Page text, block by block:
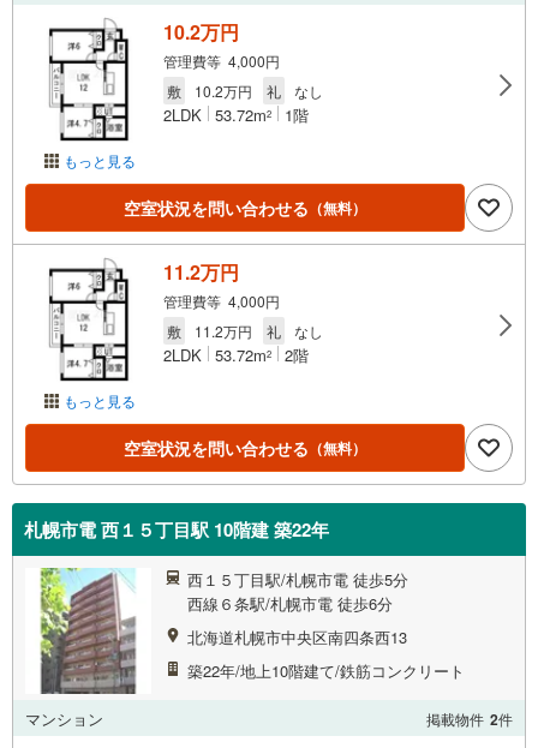
もっと見る
10.2万円
管理費等 4,000円
敷
10.2万円 礼 なし
2LDK 53.72m2 1階
空室状況を問い合わせる （無料）
もっと見る
11.2万円
管理費等 4,000円
敷
11.2万円 礼 なし
2LDK 53.72m2 2階
空室状況を問い合わせる （無料）
札幌市電 西１５丁目駅 10階建 築22年
西１５丁目駅/札幌市電 徒歩5分
西線６条駅/札幌市電 徒歩6分
北海道札幌市中央区南四条西13
築22年/地上10階建て/鉄筋コンクリート
マンション 掲載物件 2件